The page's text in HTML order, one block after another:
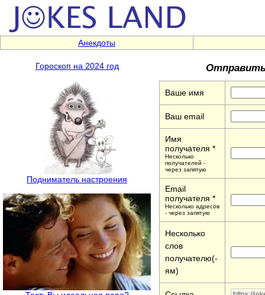
Анекдоты
Гороскоп на 2024 год
Подниматель настроения
Ваше имя
Ваш email
Имя
получателя *
Несколько
получателей -
через запятую
Email
получателя *
Несколько адресов
- через запятую
Несколько
слов
получателю(-
ям)